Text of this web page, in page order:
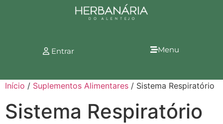
Entrar Menu
Início / Suplementos Alimentares / Sistema Respiratório
Sistema Respiratório